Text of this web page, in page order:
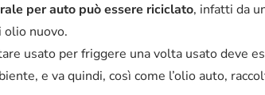
per auto può essere riciclato, infatti da
nuovo.
usato per friggere una volta usato deve
e va quindi, così come l’olio auto,